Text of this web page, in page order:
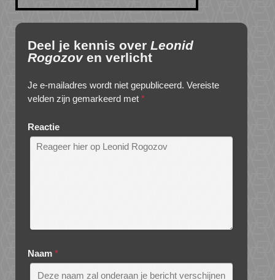
Deel je kennis over Leonid
Rogozoven verlicht
Je e-mailadres wordt niet gepubliceerd. Vereiste
velden zijn gemarkeerd met *
Reactie
Naam *